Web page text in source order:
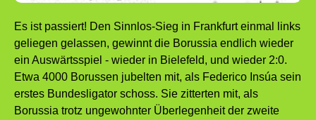
Es ist passiert! Den Sinnlos-Sieg in Frankfurt einmal links
geliegen gelassen, gewinnt die Borussia endlich wieder
ein Auswärtsspiel - wieder in Bielefeld, und wieder 2:0.
Etwa 4000 Borussen jubelten mit, als Federico Insúa sein
erstes Bundesligator schoss. Sie zitterten mit, als
Borussia trotz ungewohnter Überlegenheit der zweite